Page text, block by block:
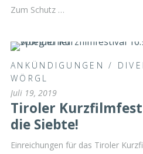
Zum Schutz …
ANKÜNDIGUNGEN /
WÖRGL
Juli 19, 2019
Tiroler
die Siebte!
Einreichungen für das Tiroler